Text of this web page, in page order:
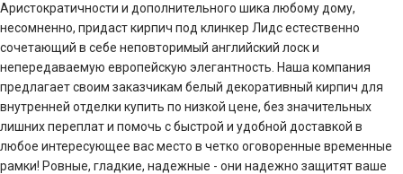
Аристократичности и дополнительного шика любому дому,
несомненно, придаст кирпич под клинкер Лидс естественно
сочетающий в себе неповторимый английский лоск и
непередаваемую европейскую элегантность. Наша компания
предлагает своим заказчикам белый декоративный кирпич для
внутренней отделки купить по низкой цене, без значительных
лишних переплат и помочь с быстрой и удобной доставкой в
любое интересующее вас место в четко оговоренные временные
рамки! Ровные, гладкие, надежные - они надежно защитят ваше